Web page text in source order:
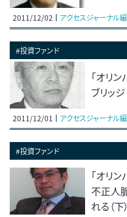
2011/12/02 アクセスジャーナル
#投資ファンド
「オリ
ブリッジ
2011/12/01 アクセスジャーナル
#投資ファンド
「オリ
不正人
れる（下）